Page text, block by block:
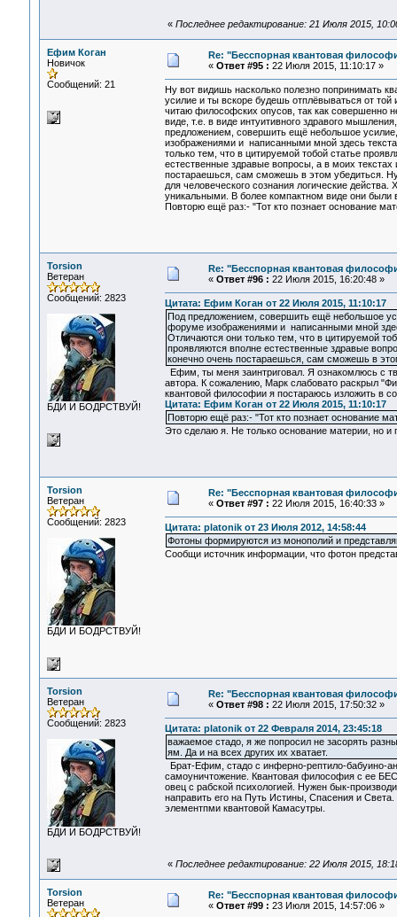
« Последнее редактирование: 21 Июля 2015,
Ефим Коган
Новичок
Сообщений: 21
Re: "Бесспорная квантовая
« Ответ #95 : 22 Июля 2015, 11:10:17 »
Ну вот видишь насколько полезно попринимать
усилие и ты вскоре будешь отплёвываться от
читаю философских опусов, так как совершенно
виде, т.е. в виде интуитивного здравого
предложением, совершить ещё небольшое
изображениями и написанными мной здесь
только тем, что в цитируемой тобой статье
естественные здравые вопросы, а в моих
постараешься, сам сможешь в этом убедиться.
для человеческого сознания логические
уникальными. В более компактном виде они
Повторю ещё раз:- "Тот кто познает основание
Torsion
Ветеран
Сообщений: 2823
БДИ И БОДРСТВУЙ!
Re: "Бесспорная квантовая
« Ответ #96 : 22 Июля 2015, 16:20:48 »
Цитата: Ефим Коган от 22 Июля 2015, 11:10:17
Под предложением, совершить ещё небольшое
форуме изображениями и написанными мной
Отличаются они только тем, что в цитируемой
проявляются вполне естественные здравые
конечно очень постараешься, сам сможешь в
Ефим, ты меня заинтриговал. Я ознакомлюсь с
автора. К сожалению, Марк слабовато раскрыл
квантовой философии я постараюсь изложить в
Цитата: Ефим Коган от 22 Июля 2015, 11:10:17
Повторю ещё раз:- "Тот кто познает основание
Это сделаю я. Не только основание материи, но и
Torsion
Ветеран
Сообщений: 2823
БДИ И БОДРСТВУЙ!
Re: "Бесспорная квантовая
« Ответ #97 : 22 Июля 2015, 16:40:33 »
Цитата: platonik от 23 Июля 2012, 14:58:44
Фотоны формируются из монополий и
Сообщи источник информации, что фотон
Torsion
Ветеран
Сообщений: 2823
БДИ И БОДРСТВУЙ!
Re: "Бесспорная квантовая
« Ответ #98 : 22 Июля 2015, 17:50:32 »
Цитата: platonik от 22 Февраля 2014, 23:45:18
важаемое стадо, я же попросил не засорять
ям. Да и на всех других их хватает.
Брат-Ефим, стадо с инферно-рептило-бабуино-
самоуничтожение. Квантовая философия с ее
овец с рабской психологией. Нужен бык-
направить его на Путь Истины, Спасения и
элементпми квантовой Камасутры.
« Последнее редактирование: 22 Июля 2015,
Torsion
Ветеран
Re: "Бесспорная квантовая
« Ответ #99 : 23 Июля 2015, 14:57:06 »